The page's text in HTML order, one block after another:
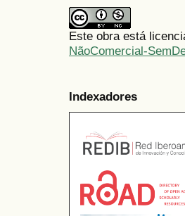
Este obra está
NãoComercial-
Indexadores